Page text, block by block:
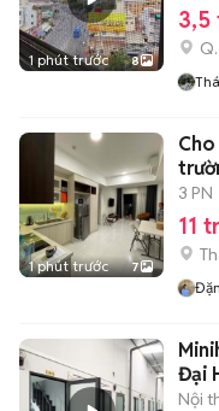
1 phút trước 8
3,5
1 phút trước 7
3 PN
11
Đại
Nội